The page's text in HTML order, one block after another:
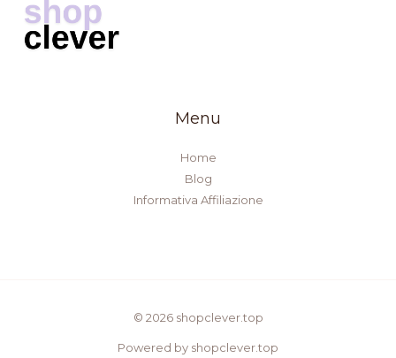
Menu
Home
Blog
Informativa Affiliazione
© 2026 shopclever.top
Powered by shopclever.top